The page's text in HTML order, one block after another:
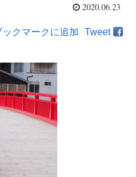
2020.06.23
Tweet